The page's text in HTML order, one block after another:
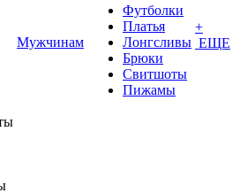
Мужчинам
Футболки
Платья
Лонгсливы
Брюки
Свитшоты
Пижамы
+
ЕЩЕ